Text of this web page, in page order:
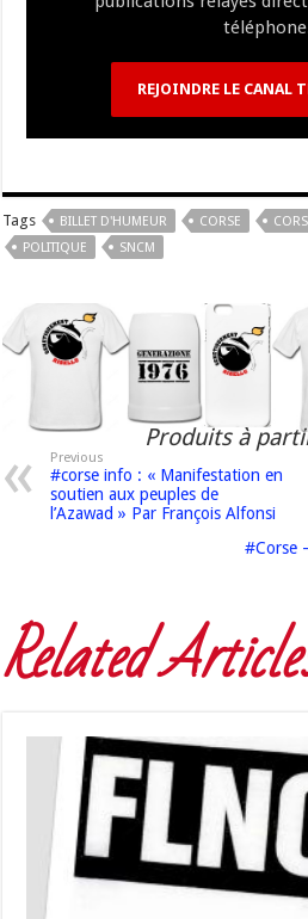
REJOINDRE LE CANAL
Tags BILLET D'HUMEUR CORSE
POLITIQUE
SNCM
Produits à
Previous
#corse info : « Manifestation en
soutien aux peuples de
l’Azawad » Par François Alfonsi
#Corse
Related